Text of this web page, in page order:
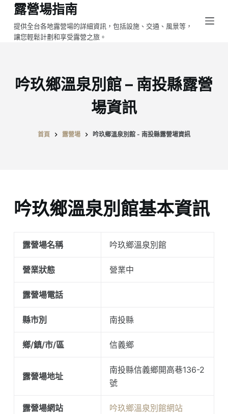
跳
至
主
容
露營場指南
提供全台各地露營場的詳細資訊，包括設施、交通、風景等，
讓您輕鬆計劃和享受露營之旅。
吟玖鄉溫泉別館 – 南投縣露營
場資訊
首頁 露營場 吟玖鄉溫泉別館 - 南投縣露營場資訊
吟玖鄉溫泉別館基本資訊
露營場名稱 吟玖鄉溫泉別館
營業狀態 營業中
露營場電話
縣市別 南投縣
鄉/鎮/市/區 信義鄉
露營場地址
南投縣信義鄉開高巷136-2
號
露營場網站 吟玖鄉溫泉別館網站